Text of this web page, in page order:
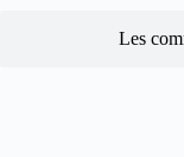
Les